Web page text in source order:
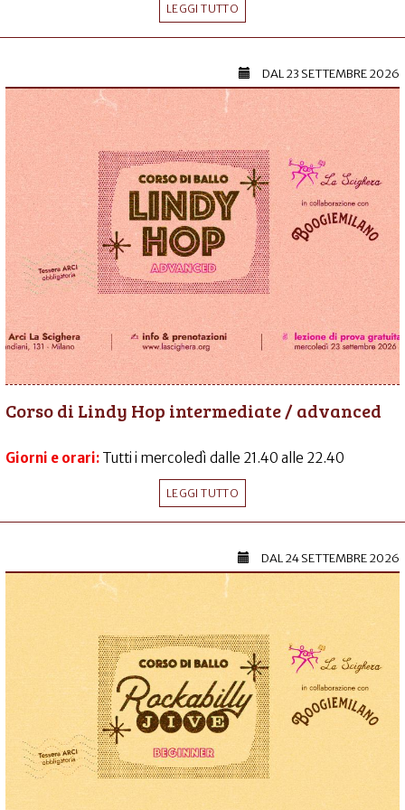
LEGGI TUTTO
DAL23 SETTEMBRE 2026
Corso di Lindy Hop intermediate / advanced
Giorni e orari: Tutti i mercoledì dalle 21.40 alle 22.40
LEGGI TUTTO
DAL24 SETTEMBRE 2026